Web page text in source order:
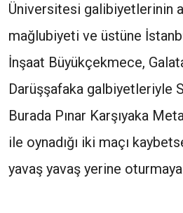
Üniversitesi galibiyetlerinin
mağlubiyeti ve üstüne
İnşaat Büyükçekmece,
Darüşşafaka galbiyetleriyle
Burada Pınar Karşıyaka
ile oynadığı iki maçı
yavaş yavaş yerine oturmaya